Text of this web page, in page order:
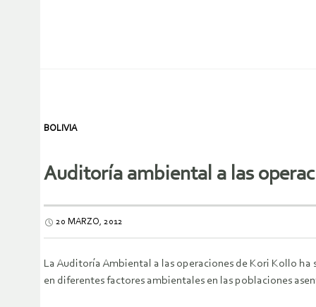
BOLIVIA
Auditoría ambiental a las
20 MARZO, 2012
La Auditoría Ambiental a las operaciones de Kori Kollo
en diferentes factores ambientales en las poblaciones